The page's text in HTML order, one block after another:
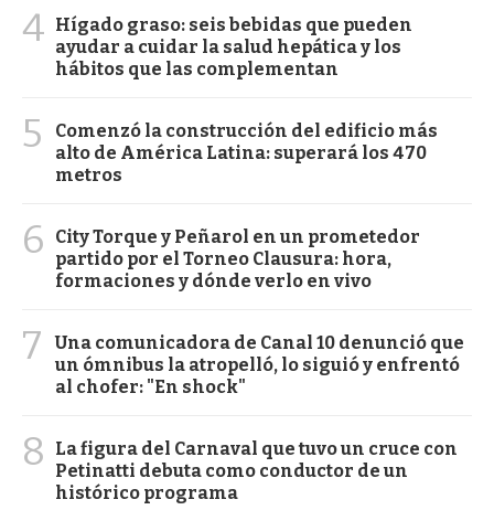
4 Hígado graso: seis bebidas que pueden
ayudar a cuidar la salud hepática y los
hábitos que las complementan
5
Comenzó la construcción del edificio más
alto de América Latina: superará los 470
metros
6
City Torque y Peñarol en un prometedor
partido por el Torneo Clausura: hora,
formaciones y dónde verlo en vivo
7
Una comunicadora de Canal 10 denunció que
un ómnibus la atropelló, lo siguió y enfrentó
al chofer: "En shock"
8
La figura del Carnaval que tuvo un cruce con
Petinatti debuta como conductor de un
histórico programa